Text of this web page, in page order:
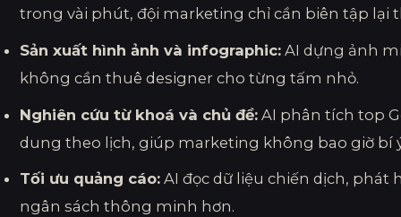
trong vài phút, đội marketing chỉ cần biên tập lại
Sản xuất hình ảnh và infographic: AI dựng ảnh
không cần thuê designer cho từng tấm nhỏ.
Nghiên cứu từ khoá và chủ đề: AI phân tích top
dung theo lịch, giúp marketing không bao giờ bí
Tối ưu quảng cáo: AI đọc dữ liệu chiến dịch,
ngân sách thông minh hơn.